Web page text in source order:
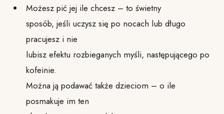
Możesz pić jej ile chcesz – to świetny
sposób, jeśli uczysz się po nocach lub długo
pracujesz i nie
lubisz efektu rozbieganych myśli, następującego po
kofeinie.
Można ją podawać także dzieciom – o ile
posmakuje im ten